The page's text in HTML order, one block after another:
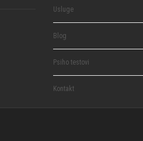
Usluge
Blog
Psiho testovi
Kontakt